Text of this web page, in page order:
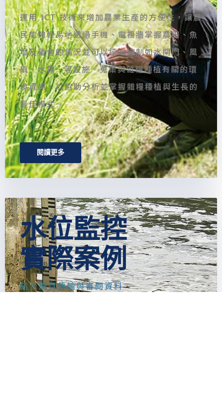
運用 ICT 技術來增加農業生產的方便性，讓農
民能夠輕易地透過手機、電視牆掌握農田、魚
塭及雞舍的情況並可以遠端控制如水閘門、風
扇、水霧…等設施。蒐集與雜糧種植有關的環
境資訊，以協助分析並掌握雜糧種植與生長的
最佳模式。
閱讀更多
水位監控
實際案例
結合網頁傳輸與審閱資料